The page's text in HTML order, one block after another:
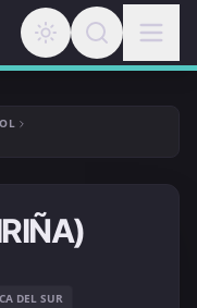
DEL SUR